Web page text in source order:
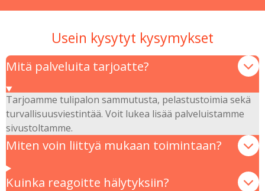
Usein kysytyt kysymykset
Mitä palveluita tarjoatte?
Tarjoamme tulipalon sammutusta, pelastustoimia sekä
turvallisuusviestintää. Voit lukea lisää palveluistamme
sivustoltamme.
Miten voin liittyä mukaan toimintaan?
Kuinka reagoitte hälytyksiin?